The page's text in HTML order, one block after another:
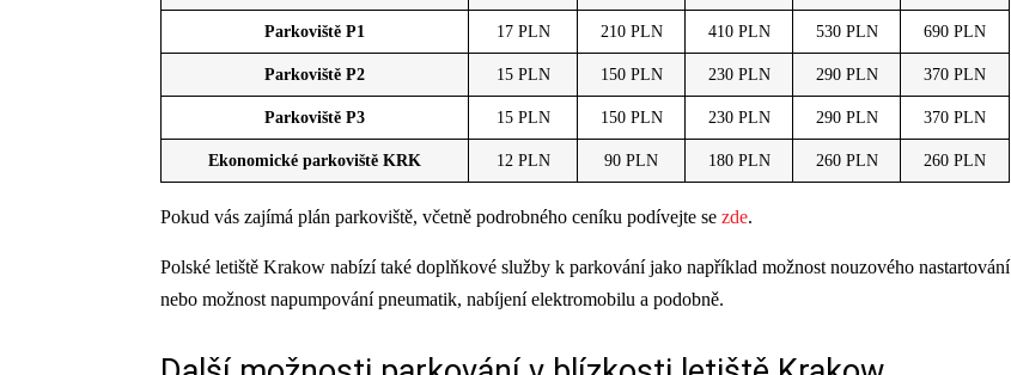
Parkoviště P1 17 PLN 210 PLN 410 PLN 530 PLN 690 PLN
Parkoviště P2 15 PLN 150 PLN 230 PLN 290 PLN 370 PLN
Parkoviště P3 15 PLN 150 PLN 230 PLN 290 PLN 370 PLN
Ekonomické parkoviště KRK 12 PLN 90 PLN 180 PLN 260 PLN 260 PLN
Pokud vás zajímá plán parkoviště, včetně podrobného ceníku podívejte se zde.
Polské letiště Krakow nabízí také doplňkové služby k parkování jako například možnost nouzového nastartování
nebo možnost napumpování pneumatik, nabíjení elektromobilu a podobně.